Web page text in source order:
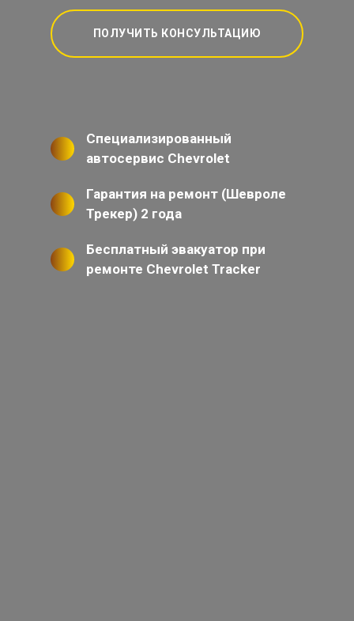
ПОЛУЧИТЬ КОНСУЛЬТАЦИЮ
Специализированный
автосервис Chevrolet
Гарантия на ремонт (Шевроле
Трекер) 2 года
Бесплатный эвакуатор при
ремонте Chevrolet Tracker